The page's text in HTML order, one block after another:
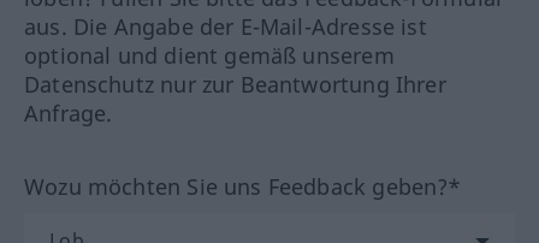
aus. Die Angabe der E-Mail-Adresse ist
optional und dient gemäß unserem
Datenschutz nur zur Beantwortung Ihrer
Anfrage.
Wozu möchten Sie uns Feedback geben?*